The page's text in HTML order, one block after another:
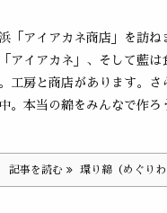
「アイアカネ商店」を訪ね
アイアカネ」、そして藍は
工房と商店があります。さ
。本当の綿をみんなで作ろ
記事を読む 環り綿（めぐり